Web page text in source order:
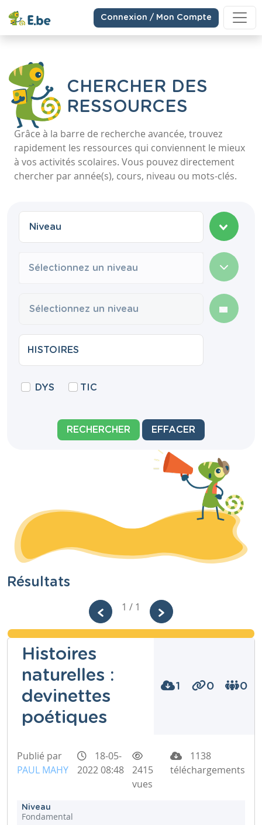
Connexion / Mon Compte
CHERCHER DES
RESSOURCES
Grâce à la barre de recherche avancée, trouvez
rapidement les ressources qui conviennent le mieux
à vos activités scolaires. Vous pouvez directement
chercher par année(s), cours, niveau ou mots-clés.
Sélectionnez un niveau
DYS TIC
RECHERCHER EFFACER
Résultats
1 / 1
Histoires
naturelles :
devinettes
poétiques
1 0 0
Publié par
PAUL MAHY
18-05-
2022 08:48
2415
vues
1138
téléchargements
Niveau
Fondamental